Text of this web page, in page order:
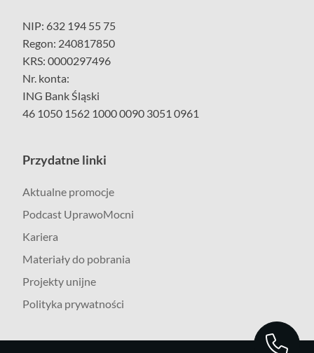
566 566 005
NIP: 632 194 55 75
Regon: 240817850
KRS: 0000297496
Nr. konta:
ING Bank Śląski
46 1050 1562 1000 0090 3051 0961
Przydatne linki
Aktualne promocje
Podcast UprawoMocni
Kariera
Materiały do pobrania
Projekty unijne
Polityka prywatności